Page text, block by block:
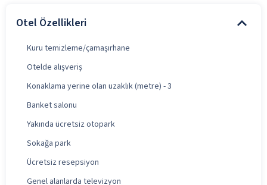
Otel Özellikleri
Kuru temizleme/çamaşırhane
Otelde alışveriş
Konaklama yerine olan uzaklık (metre) - 3
Banket salonu
Yakında ücretsiz otopark
Sokağa park
Ücretsiz resepsiyon
Genel alanlarda televizyon